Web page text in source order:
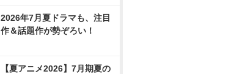
2026年7月夏ドラマも、注目
作＆話題作が勢ぞろい！
【夏アニメ2026】7月期夏の